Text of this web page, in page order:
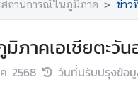
สถานการณ์ในภูมิภาค ข่าว
มิภาคเอเชียตะวั
. 2568 วันที่ปรับปรุงข้อ